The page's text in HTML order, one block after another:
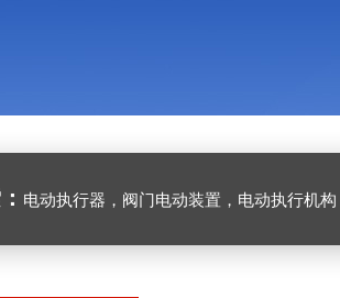
电动执行器，阀门电动装置，电动执行机构，阀门驱动装置，电动头，角行